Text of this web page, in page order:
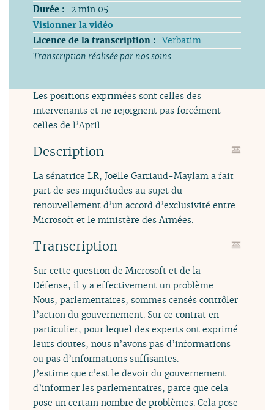
Durée :
2 min 05
Visionner la vidéo
Licence de la transcription : Verbatim
Transcription réalisée par nos soins.
Les positions exprimées sont celles des
intervenants et ne rejoignent pas forcément
celles de l’April.
Description
La sénatrice LR, Joëlle Garriaud-Maylam a fait
part de ses inquiétudes au sujet du
renouvellement d’un accord d’exclusivité entre
Microsoft et le ministère des Armées.
Transcription
Sur cette question de Microsoft et de la
Défense, il y a effectivement un problème.
Nous, parlementaires, sommes censés contrôler
l’action du gouvernement. Sur ce contrat en
particulier, pour lequel des experts ont exprimé
leurs doutes, nous n’avons pas d’informations
ou pas d’informations suffisantes.
J’estime que c’est le devoir du gouvernement
d’informer les parlementaires, parce que cela
pose un certain nombre de problèmes. Cela pose